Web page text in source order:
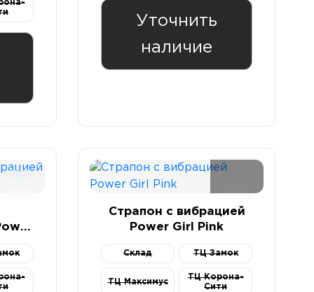
Уточнить
наличие
Страпон с вибрацией
Power Girl Pink
Склад ТЦ Замок
ТЦ Максимус
ТЦ Корона-
Сити